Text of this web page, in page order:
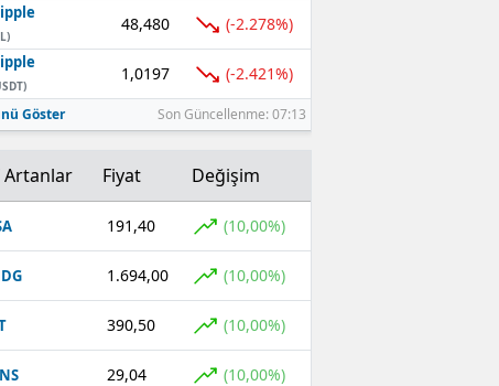
48,480 (-2.278%)
1,0197 (-2.421%)
Göster Son Güncellenme: 07:13
Artanlar Fiyat Değişim
191,40 (10,00%)
1.694,00 (10,00%)
390,50 (10,00%)
29,04 (10,00%)